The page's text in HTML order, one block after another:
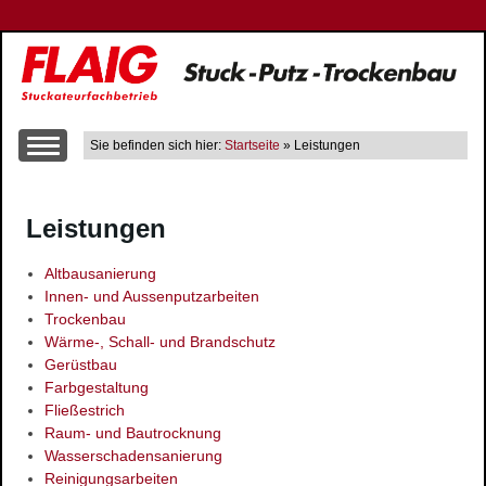
Sie befinden sich hier:Startseite » Leistungen
Leistungen
Innen- und Aussenputzarbeiten
Trockenbau
Wärme-, Schall- und Brandschutz
Farbgestaltung
Fließestrich
Raum- und Bautrocknung
Leistungen
Altbausanierung
Innen- und Aussenputzarbeiten
Trockenbau
Wärme-, Schall- und Brandschutz
Gerüstbau
Farbgestaltung
Fließestrich
Raum- und Bautrocknung
Wasserschadensanierung
Reinigungsarbeiten